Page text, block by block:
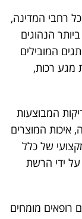
בכל רחבי המדינה,
הנהוגים
המובילים
מגע רכות,
המבוצעות
איכות המוצרים
של כלל
על ידי הרשת
רופאים מומחים